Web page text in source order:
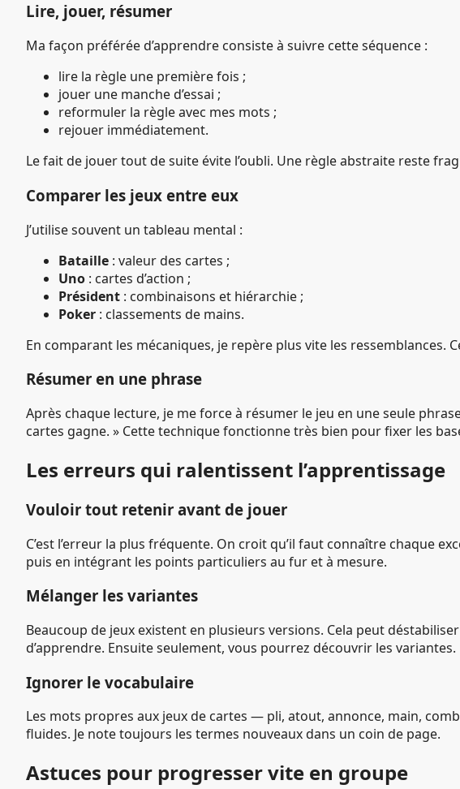
Lire, jouer, résumer
Ma façon préférée d’apprendre consiste à suivre cette séquence :
lire la règle une première fois ;
jouer une manche d’essai ;
reformuler la règle avec mes mots ;
rejouer immédiatement.
Le fait de jouer tout de suite évite l’oubli. Une règle abstraite reste
Comparer les jeux entre eux
J’utilise souvent un tableau mental :
Bataille : valeur des cartes ;
Uno : cartes d’action ;
Président : combinaisons et hiérarchie ;
Poker : classements de mains.
En comparant les mécaniques, je repère plus vite les
Résumer en une phrase
Après chaque lecture, je me force à résumer le jeu en une seule
cartes gagne. » Cette technique fonctionne très bien pour fixer les
Les erreurs qui ralentissent l’apprentissage
Vouloir tout retenir avant de jouer
C’est l’erreur la plus fréquente. On croit qu’il faut connaître chaque
puis en intégrant les points particuliers au fur et à mesure.
Mélanger les variantes
Beaucoup de jeux existent en plusieurs versions. Cela peut
d’apprendre. Ensuite seulement, vous pourrez découvrir les variantes.
Ignorer le vocabulaire
Les mots propres aux jeux de cartes — pli, atout, annonce, main,
fluides. Je note toujours les termes nouveaux dans un coin de page.
Astuces pour progresser vite en groupe